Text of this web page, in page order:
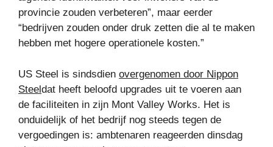
provincie zouden verbeteren”, maar eerder
“bedrijven zouden onder druk zetten die al te maken
hebben met hogere operationele kosten.”
US Steel is sindsdien overgenomen door Nippon
Steeldat heeft beloofd upgrades uit te voeren aan
de faciliteiten in zijn Mont Valley Works. Het is
onduidelijk of het bedrijf nog steeds tegen de
vergoedingen is: ambtenaren reageerden dinsdag